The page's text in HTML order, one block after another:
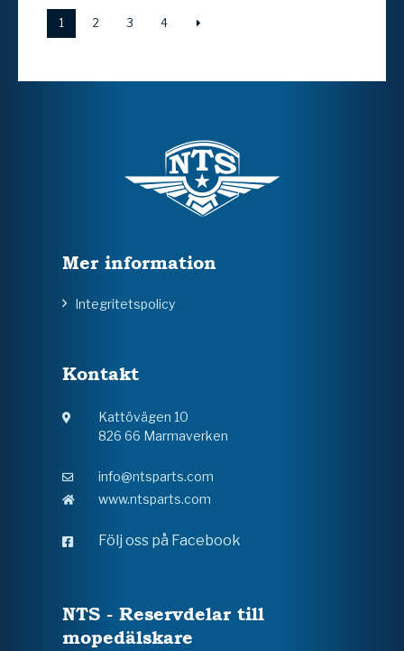
1 2 3 4
Mer information
Integritetspolicy
Kontakt
Kattövägen 10
826 66 Marmaverken
info@ntsparts.com
www.ntsparts.com
Följ oss på Facebook
NTS - Reservdelar till
mopedälskare